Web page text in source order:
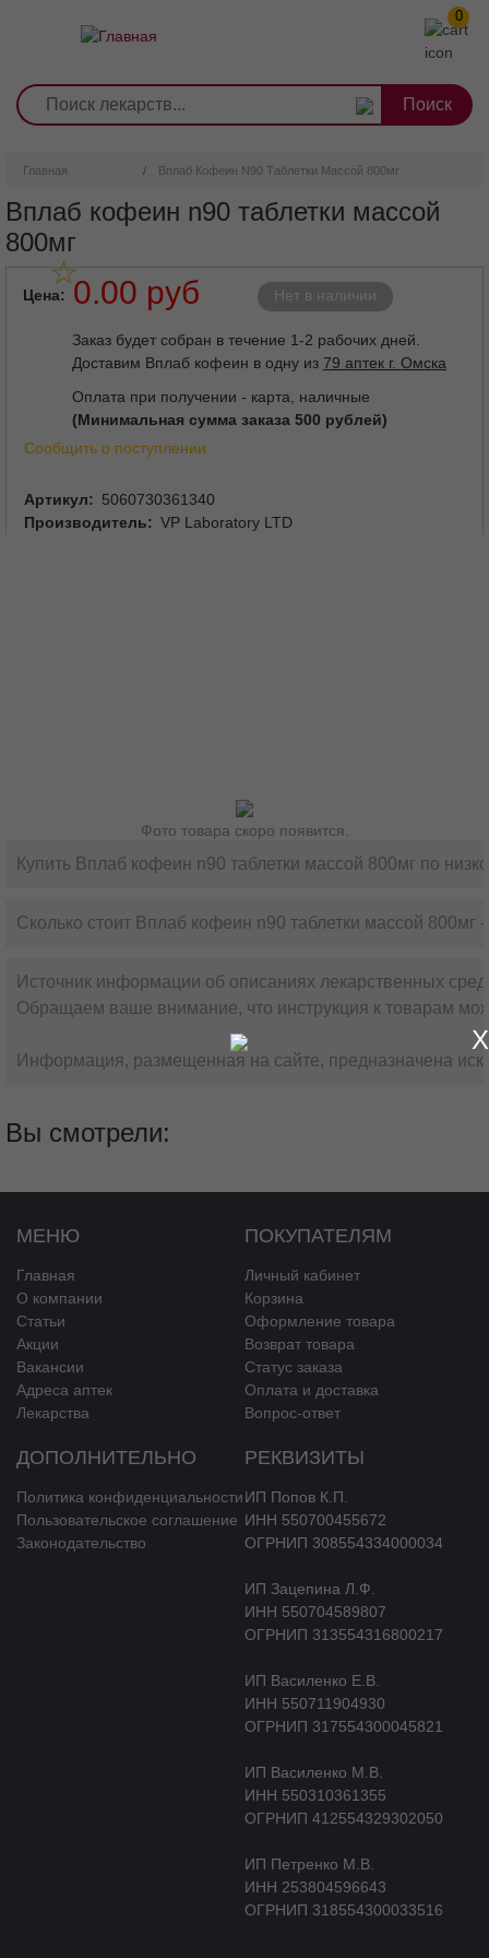
0
Главная Вплаб Кофеин N90 Таблетки Массой 800мг
Вплаб кофеин n90 таблетки массой
800мг
Цена 0.00 руб Нет в наличии
Заказ будет собран в течение 1-2 рабочих дней.
Доставим Вплаб кофеин в одну из 79 аптек г. Омска
Оплата при получении - карта, наличные
(Минимальная сумма заказа 500 рублей)
Сообщить о поступлении
Артикул
5060730361340
Производитель
VP Laboratory LTD
Фото товара скоро появится.
Купить Вплаб кофеин n90 таблетки массой 800мг по
Сколько стоит Вплаб кофеин n90 таблетки массой 800мг
Источник информации об описаниях лекарственных
Обращаем ваше внимание, что инструкция к товарам
Информация, размещенная на сайте, предназначена
X
Вы смотрели:
МЕНЮ
Главная
О компании
Статьи
Акции
Вакансии
Адреса аптек
Лекарства
ПОКУПАТЕЛЯМ
Личный кабинет
Корзина
Оформление товара
Возврат товара
Статус заказа
Оплата и доставка
Вопрос-ответ
ДОПОЛНИТЕЛЬНО
Политика конфиденциальности
Пользовательское соглашение
Законодательство
РЕКВИЗИТЫ
ИП Попов К.П.
ИНН 550700455672
ОГРНИП 308554334000034
ИП Зацепина Л.Ф.
ИНН 550704589807
ОГРНИП 313554316800217
ИП Василенко Е.В.
ИНН 550711904930
ОГРНИП 317554300045821
ИП Василенко М.В.
ИНН 550310361355
ОГРНИП 412554329302050
ИП Петренко М.В.
ИНН 253804596643
ОГРНИП 318554300033516